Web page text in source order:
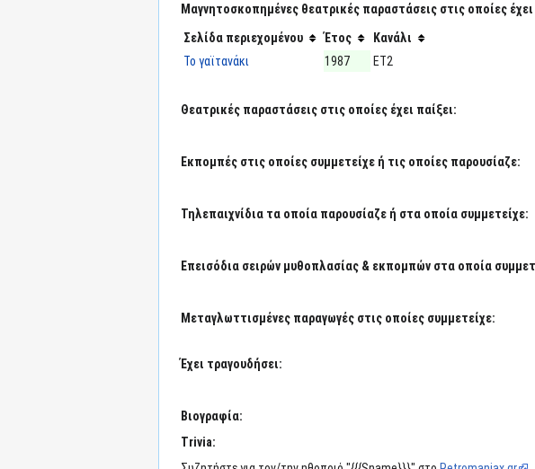
Μαγνητοσκοπημένες θεατρικές παραστάσεις στις οποίες έχει
Σελίδα περιεχομένου
Έτος
Κανάλι
Το γαϊτανάκι
1987 ΕΤ2
Θεατρικές παραστάσεις στις οποίες έχει παίξει:
Εκπομπές στις οποίες συμμετείχε ή τις οποίες παρουσίαζε:
Τηλεπαιχνίδια τα οποία παρουσίαζε ή στα οποία συμμετείχε:
Επεισόδια σειρών μυθοπλασίας & εκπομπών στα οποία
Μεταγλωττισμένες παραγωγές στις οποίες συμμετείχε:
Έχει τραγουδήσει:
Βιογραφία:
Trivia: